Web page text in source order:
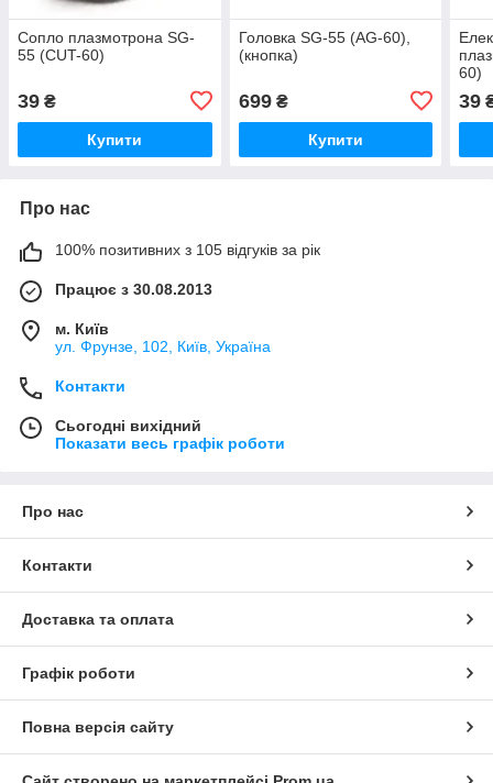
Сопло плазмотрона SG-
55 (CUT-60)
39 ₴
Купити
Головка SG-55 (AG-60),
(кнопка)
699₴
Купити
60)
39
Про нас
100% позитивних з 105 відгуків за рік
Працює з 30.08.2013
м. Київ
ул. Фрунзе, 102, Київ, Україна
Контакти
Сьогодні вихідний
Показати весь графік роботи
Про нас
Контакти
Доставка та оплата
Графік роботи
Повна версія сайту